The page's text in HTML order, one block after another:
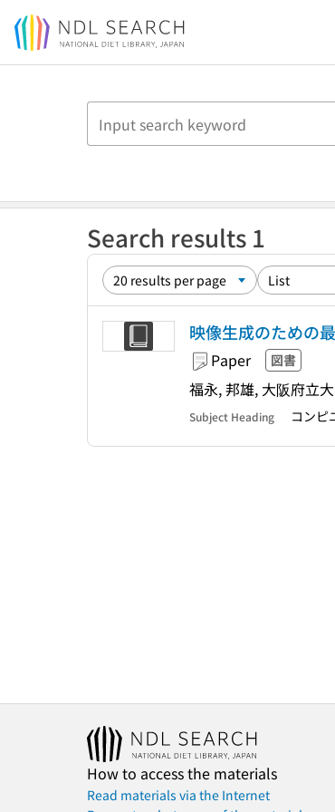
Jump to main content
Search results 1
映像生成のための
Paper 図書
福永, 邦雄, 大阪府立
Subject Heading コンピ
How to access the materials
Read materials via the Internet